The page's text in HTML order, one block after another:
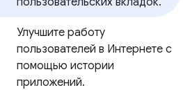
Улучшите работу
пользователей в Интернете с
помощью истории
приложений.